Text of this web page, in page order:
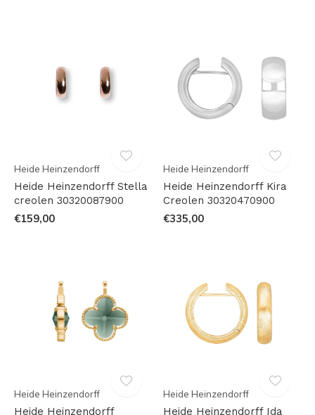
Heide Heinzendorff
Heide Heinzendorff Stella
creolen 30320087900
€159,00
Heide Heinzendorff
Heide Heinzendorff Kira
Creolen 30320470900
€335,00
Heide Heinzendorff
Heide Heinzendorff
Heide Heinzendorff
Heide Heinzendorff Ida